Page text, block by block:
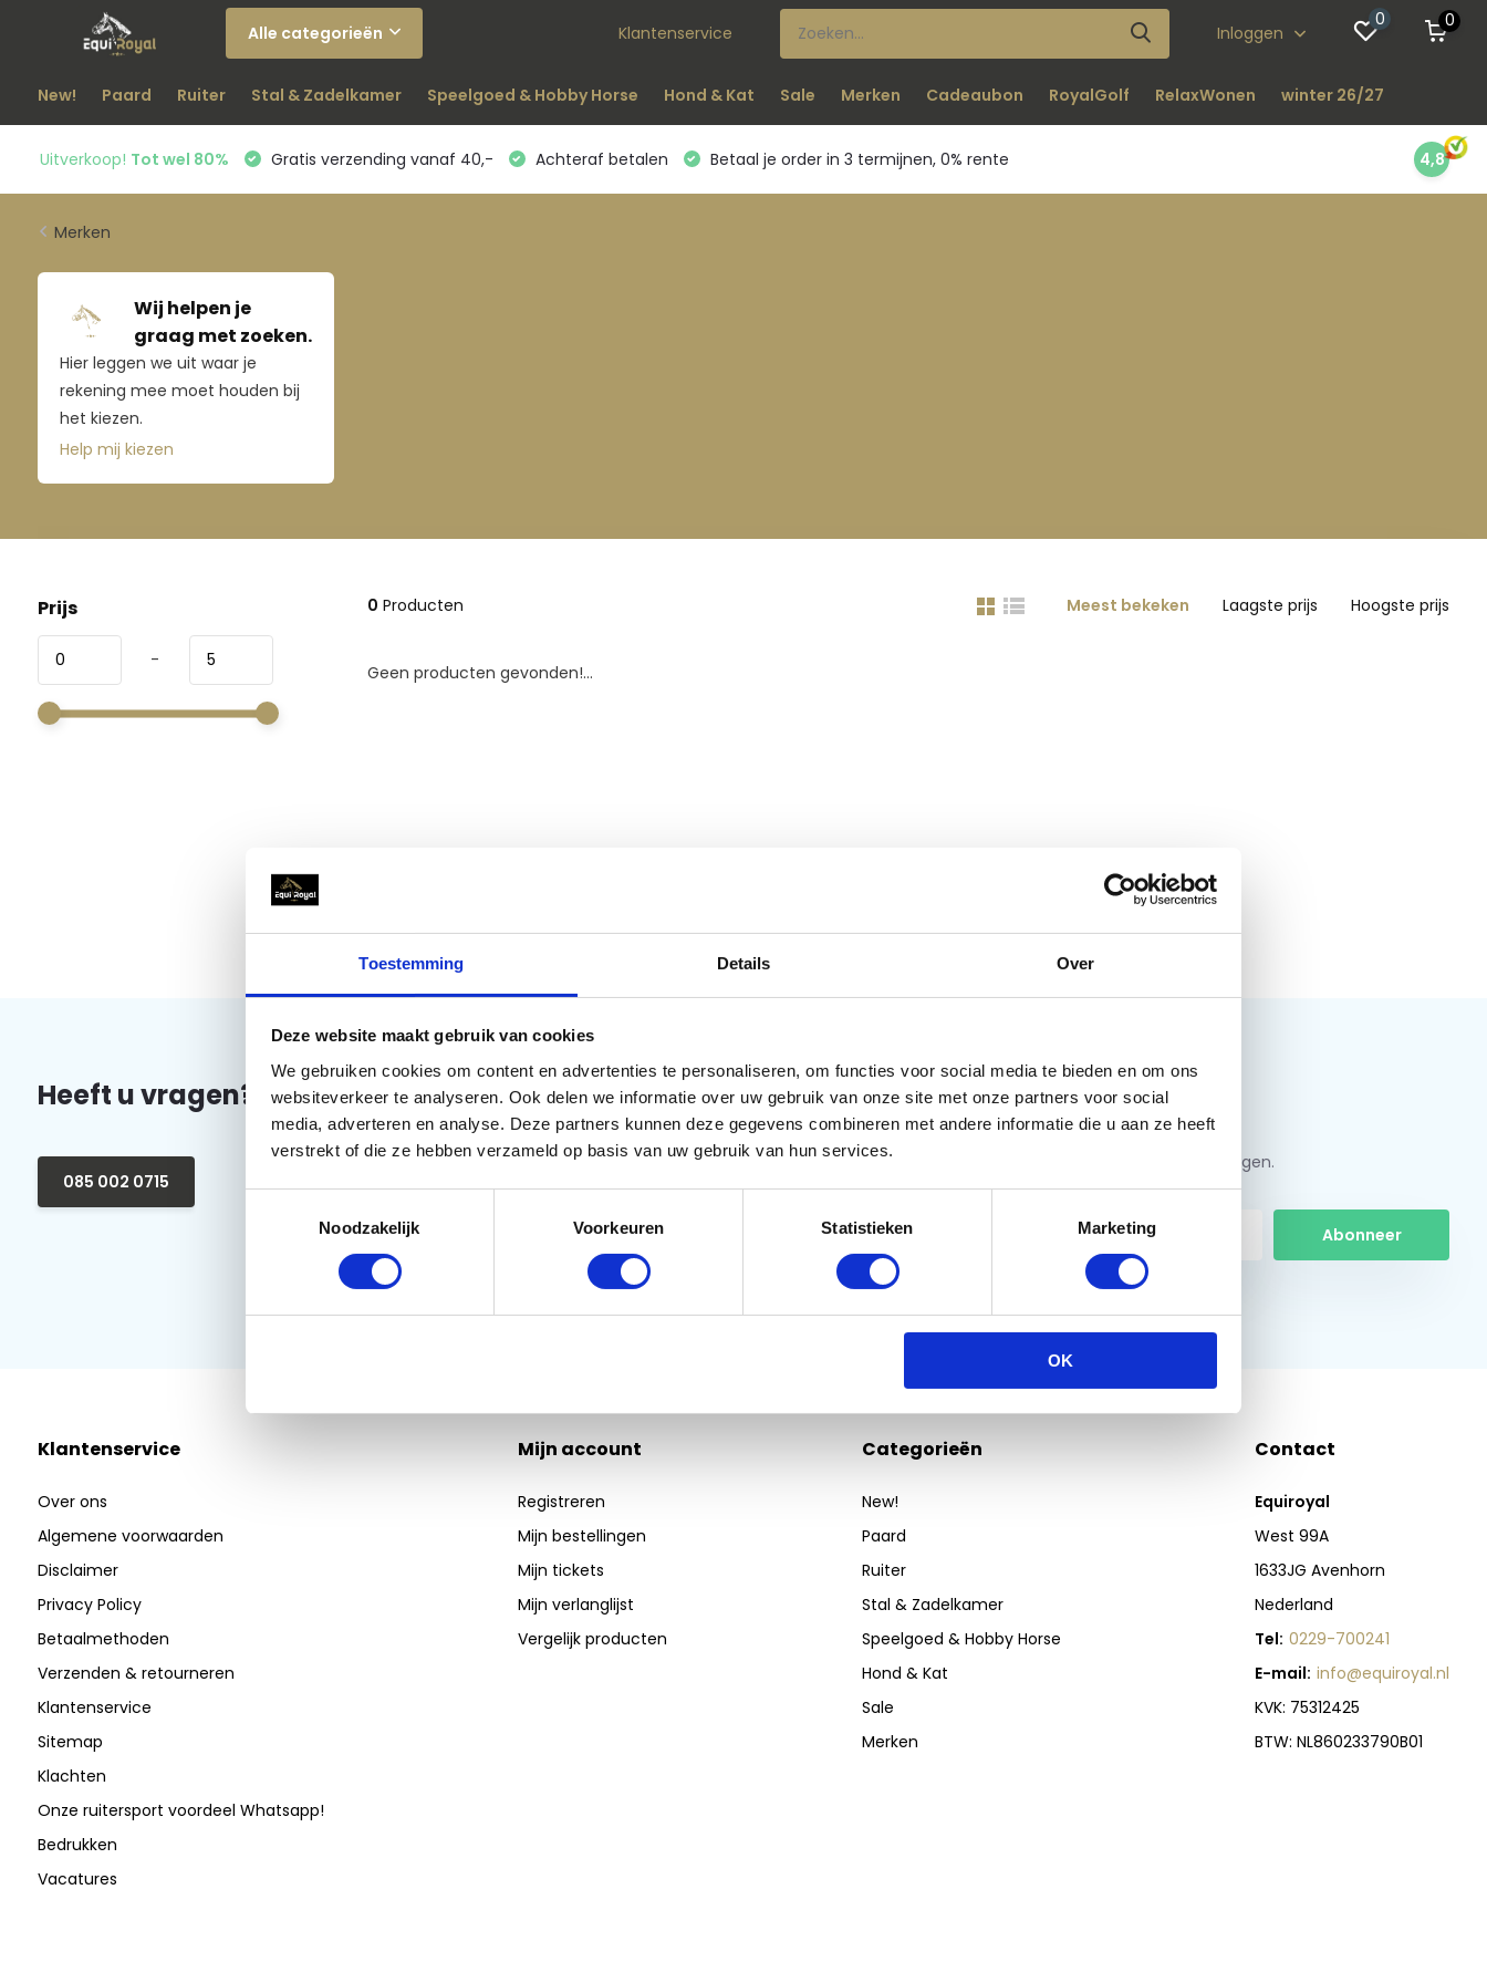
Toestemming Details Over
Deze website maakt gebruik van cookies
We gebruiken cookies om content en advertenties te personaliseren, om functies voor social media te bieden en om ons
websiteverkeer te analyseren. Ook delen we informatie over uw gebruik van onze site met onze partners voor social
media, adverteren en analyse. Deze partners kunnen deze gegevens combineren met andere informatie die u aan ze heeft
verstrekt of die ze hebben verzameld op basis van uw gebruik van hun services.
Noodzakelijk
Voorkeuren Statistieken Marketing
OK
Alle categorieën Klantenservice Inloggen
0 0
New! Paard Ruiter Stal & Zadelkamer Speelgoed & Hobby Horse Hond & Kat Sale Merken Cadeaubon RoyalGolf RelaxWonen winter 26/27
Uitverkoop! Tot wel 80% Gratis verzending vanaf 40,- Achteraf betalen Betaal je order in 3 termijnen, 0% rente 4,8
Merken
Wij helpen je
graag met zoeken.
Hier leggen we uit waar je
rekening mee moet houden bij
het kiezen.
Help mij kiezen
Prijs
-
0 Producten Meest bekeken Laagste prijs Hoogste prijs
Geen producten gevonden!...
Heeft u vragen?
085 002 0715
Bel of mail ons!
Binnen 24 uur antwoord op je vraag!
0229-700241
info@equiroyal.nl
Schrijf u in en ontvang de beste kortingen.
Abonneer
* Lees hier de wettelijke beperkingen
Klantenservice
Over ons
Algemene voorwaarden
Disclaimer
Privacy Policy
Betaalmethoden
Verzenden & retourneren
Klantenservice
Sitemap
Klachten
Onze ruitersport voordeel Whatsapp!
Bedrukken
Vacatures
Mijn account
Registreren
Mijn bestellingen
Mijn tickets
Mijn verlanglijst
Vergelijk producten
Categorieën
New!
Paard
Ruiter
Stal & Zadelkamer
Speelgoed & Hobby Horse
Hond & Kat
Sale
Merken
Contact
Equiroyal
West 99A
1633JG Avenhorn
Nederland
Tel: 0229-700241
E-mail: info@equiroyal.nl
KVK: 75312425
BTW: NL860233790B01